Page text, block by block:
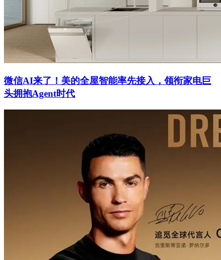
微信AI来了！美的全屋智能率先接入，领衔家电巨
头拥抱Agent时代